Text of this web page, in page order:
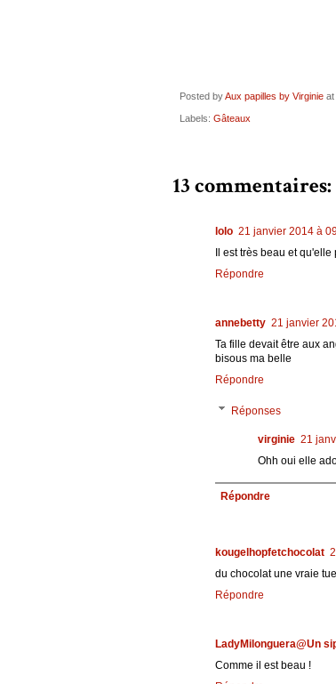
Posted byAux papilles by Virginie at
Labels: Gâteaux
13 commentaires:
lolo 21 janvier 2014 à
Il est très beau et qu'elle
Répondre
annebetty 21 janvier
Ta fille devait être aux
bisous ma belle
Répondre
Réponses
virginie 21
Ohh oui elle
Répondre
kougelhopfetchocolat
du chocolat une vraie
Répondre
LadyMilonguera@Un
Comme il est beau !